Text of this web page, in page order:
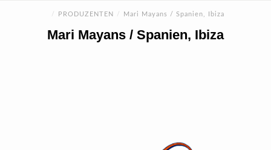
/ PRODUZENTEN / Mari Mayans / Spanien, Ibiza
Mari Mayans / Spanien, Ibiza